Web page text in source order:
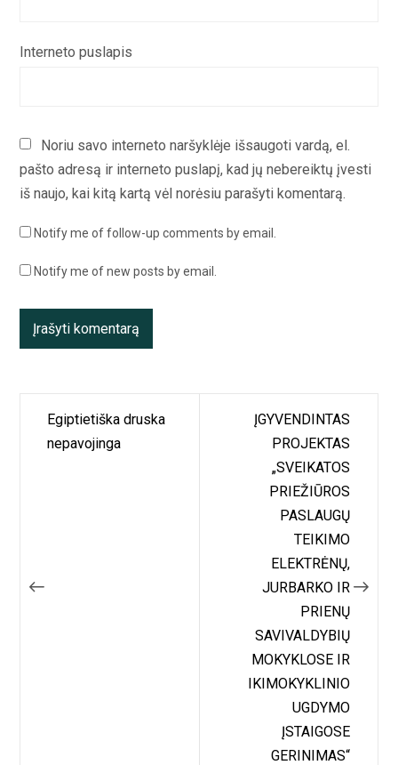
Interneto puslapis
Noriu savo interneto naršyklėje išsaugoti vardą, el.
pašto adresą ir interneto puslapį, kad jų nebereiktų įvesti
iš naujo, kai kitą kartą vėl norėsiu parašyti komentarą.
Notify me of follow-up comments by email.
Notify me of new posts by email.
Navigacija
tarp
Egiptietiška druska
nepavojinga
ĮGYVENDINTAS
PROJEKTAS
„SVEIKATOS
PRIEŽIŪROS
PASLAUGŲ
TEIKIMO
ELEKTRĖNŲ,
JURBARKO IR
PRIENŲ
SAVIVALDYBIŲ
MOKYKLOSE IR
IKIMOKYKLINIO
UGDYMO
ĮSTAIGOSE
GERINIMAS“